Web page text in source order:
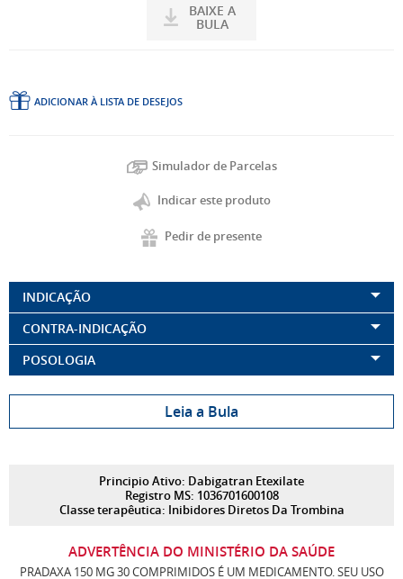
BAIXE A
BULA
ADICIONAR À LISTA DE DESEJOS
Simulador de Parcelas
Indicar este produto
Pedir de presente
INDICAÇÃO
CONTRA-INDICAÇÃO
POSOLOGIA
Leia a Bula
Principio Ativo: Dabigatran Etexilate
Registro MS: 1036701600108
Classe terapêutica: Inibidores Diretos Da Trombina
ADVERTÊNCIA DO MINISTÉRIO DA SAÚDE
PRADAXA 150 MG 30 COMPRIMIDOS É UM MEDICAMENTO. SEU USO